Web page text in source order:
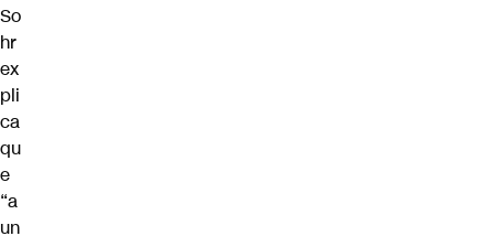
So
hr
ex
pli
ca
qu
e
“a
un